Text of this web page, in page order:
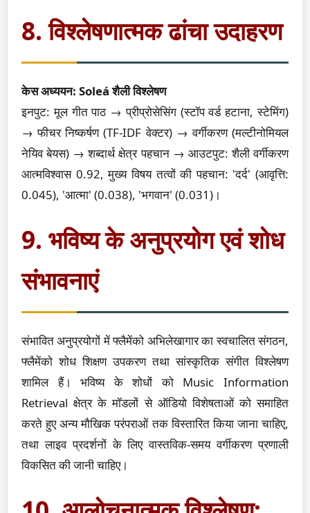
8. विश्लेषणात्मक ढांचा उदाहरण
केस अध्ययन: Soleá शैली विश्लेषण
इनपुट: मूल गीत पाठ → प्रीप्रोसेसिंग (स्टॉप वर्ड हटाना, स्टेमिंग)
→ फीचर निष्कर्षण (TF-IDF वेक्टर) → वर्गीकरण (मल्टीनोमियल
नेयिव बेयस) → शब्दार्थ क्षेत्र पहचान → आउटपुट: शैली वर्गीकरण
आत्मविश्वास 0.92, मुख्य विषय तत्वों की पहचान: 'दर्द' (आवृत्ति:
0.045), 'आत्मा' (0.038), 'भगवान' (0.031)।
9. भविष्य के अनुप्रयोग एवं शोध
संभावनाएं
संभावित अनुप्रयोगों में फ्लैमेंको अभिलेखागार का स्वचालित संगठन,
फ्लैमेंको शोध शिक्षण उपकरण तथा सांस्कृतिक संगीत विश्लेषण
शामिल हैं। भविष्य के शोधों को Music Information
Retrieval क्षेत्र के मॉडलों से ऑडियो विशेषताओं को समाहित
करते हुए अन्य मौखिक परंपराओं तक विस्तारित किया जाना चाहिए,
तथा लाइव प्रदर्शनों के लिए वास्तविक-समय वर्गीकरण प्रणाली
विकसित की जानी चाहिए।